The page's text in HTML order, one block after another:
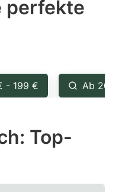
select
the
question
key
perfekte
- 199 € Ab 200
Top-